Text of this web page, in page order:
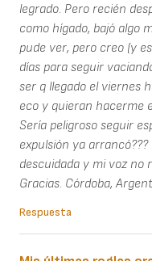
legrado. Pero recién
como hígado, bajó algo
pude ver, pero creo (y
días para seguir
ser q llegado el viernes
eco y quieran hacerme
Sería peligroso seguir
expulsión ya
descuidada y mi voz no
Gracias. Córdoba,
Respuesta